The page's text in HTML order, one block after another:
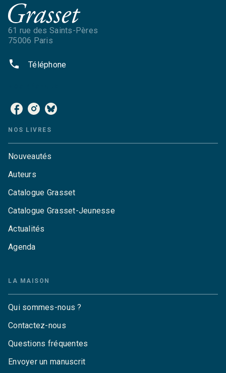
61 rue des Saints-Pères
75006 Paris
phone Téléphone
NOS LIVRES
Nouveautés
Auteurs
Catalogue Grasset
Catalogue Grasset-Jeunesse
Actualités
Agenda
LA MAISON
Qui sommes-nous ?
Contactez-nous
Questions fréquentes
Envoyer un manuscrit